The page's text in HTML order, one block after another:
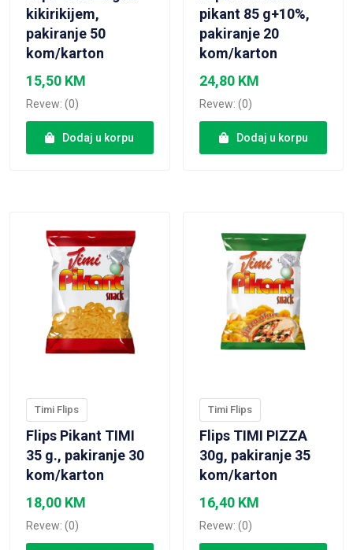
kikirikijem,
pakiranje 50
kom/karton
15,50 KM
Revew: (0)
Dodaj u korpu
pikant 85 g+10%,
pakiranje 20
kom/karton
24,80 KM
Revew: (0)
Dodaj u korpu
Timi Flips
Flips Pikant TIMI
35 g., pakiranje 30
kom/karton
18,00 KM
Revew: (0)
Timi Flips
Flips TIMI PIZZA
30g, pakiranje 35
kom/karton
16,40 KM
Revew: (0)